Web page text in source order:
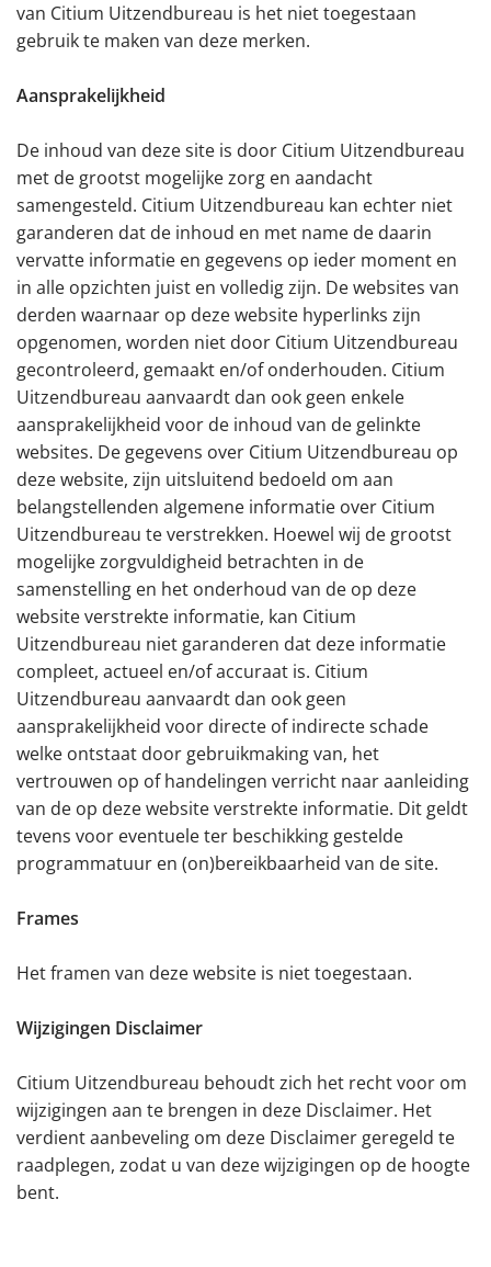
van Citium Uitzendbureau is het niet toegestaan
gebruik te maken van deze merken.
Aansprakelijkheid
De inhoud van deze site is door Citium Uitzendbureau
met de grootst mogelijke zorg en aandacht
samengesteld. Citium Uitzendbureau kan echter niet
garanderen dat de inhoud en met name de daarin
vervatte informatie en gegevens op ieder moment en
in alle opzichten juist en volledig zijn. De websites van
derden waarnaar op deze website hyperlinks zijn
opgenomen, worden niet door Citium Uitzendbureau
gecontroleerd, gemaakt en/of onderhouden. Citium
Uitzendbureau aanvaardt dan ook geen enkele
aansprakelijkheid voor de inhoud van de gelinkte
websites. De gegevens over Citium Uitzendbureau op
deze website, zijn uitsluitend bedoeld om aan
belangstellenden algemene informatie over Citium
Uitzendbureau te verstrekken. Hoewel wij de grootst
mogelijke zorgvuldigheid betrachten in de
samenstelling en het onderhoud van de op deze
website verstrekte informatie, kan Citium
Uitzendbureau niet garanderen dat deze informatie
compleet, actueel en/of accuraat is. Citium
Uitzendbureau aanvaardt dan ook geen
aansprakelijkheid voor directe of indirecte schade
welke ontstaat door gebruikmaking van, het
vertrouwen op of handelingen verricht naar aanleiding
van de op deze website verstrekte informatie. Dit geldt
tevens voor eventuele ter beschikking gestelde
programmatuur en (on)bereikbaarheid van de site.
Frames
Het framen van deze website is niet toegestaan.
Wijzigingen Disclaimer
Citium Uitzendbureau behoudt zich het recht voor om
wijzigingen aan te brengen in deze Disclaimer. Het
verdient aanbeveling om deze Disclaimer geregeld te
raadplegen, zodat u van deze wijzigingen op de hoogte
bent.